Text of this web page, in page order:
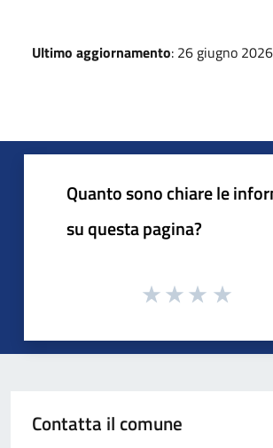
Ultimo aggiornamento: 26 giugno
Quanto sono chiare le
su questa pagina?
Contatta il comune